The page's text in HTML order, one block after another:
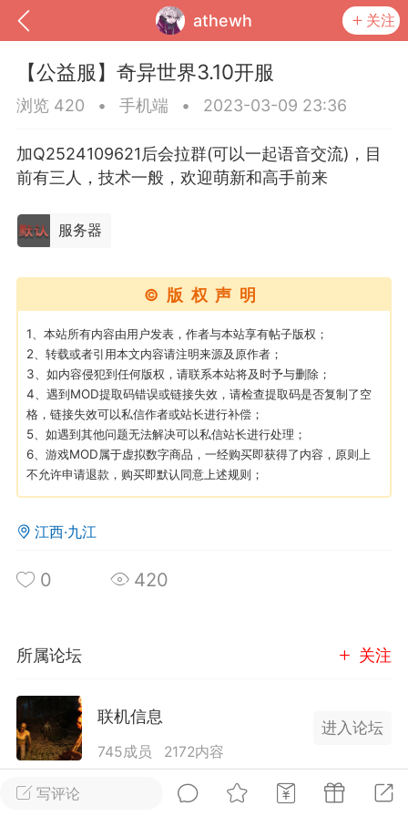
athewh 关注
道具 排行榜
MOD下载 攻略教程 联机招募
大人
Lv.8
02-10 15:45
电脑端 其他&工具
单机辅助引流私下售卖服务器外挂！
作弊模组的发布规范近期收到一些信息
作弊模组在联机服务器使用,为了维护游
71 2.2w
大人
Lv.8
写评论
【公益服】奇异世界3.10开服
浏览 420 • 手机端 • 2023-03-09 23:36
加Q2524109621后会拉群(可以一起语音交流)，目
前有三人，技术一般，欢迎萌新和高手前来
服务器
©版权声明
1、本站所有内容由用户发表，作者与本站享有帖子版权；
2、转载或者引用本文内容请注明来源及原作者；
3、如内容侵犯到任何版权，请联系本站将及时予与删除；
4、遇到MOD提取码错误或链接失效，请检查提取码是否复制了空
格，链接失效可以私信作者或站长进行补偿；
5、如遇到其他问题无法解决可以私信站长进行处理；
6、游戏MOD属于虚拟数字商品，一经购买即获得了内容，原则上
不允许申请退款，购买即默认同意上述规则；
江西·九江
0 420
所属论坛 关注
联机信息
745成员 2172内容
进入论坛
发布服务器请在标题前备注[服务器]或者[公益]前